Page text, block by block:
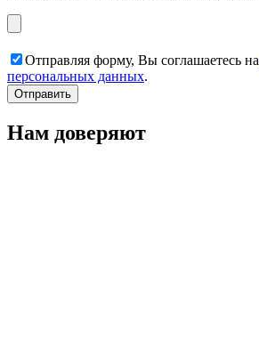
Отправляя форму, Вы соглашаетесь на
персональных данных.
Нам доверяют